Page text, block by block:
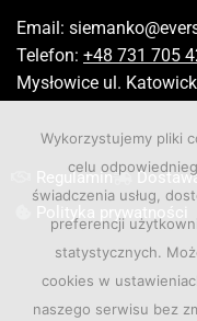
Email:
Telefon: +48 731 705
Mysłowice ul.
Regulamin
Polityka prywatności
Wykorzystujemy pliki
celu
świadczenia usług,
preferencji
statystycznych.
cookies w
naszego serwisu bez